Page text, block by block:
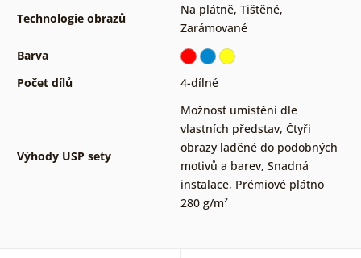
Technologie obrazů
Na plátně, Tištěné,
Zarámované
Barva
Počet dílů
4-dílné
Výhody USP sety
Možnost umístění dle
vlastních představ, Čtyři
obrazy laděné do podobných
motivů a barev, Snadná
instalace, Prémiové plátno
280 g/m²